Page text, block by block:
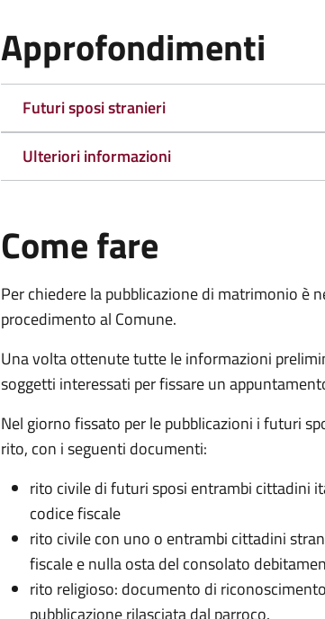
Approfondimenti
Futuri sposi stranieri
Ulteriori informazioni
Come fare
Per chiedere la pubblicazione di matrimonio è
procedimento al Comune.
Una volta ottenute tutte le informazioni
soggetti interessati per fissare un
Nel giorno fissato per le pubblicazioni i futuri
rito, con i seguenti documenti:
rito civile di futuri sposi entrambi cittadini
codice fiscale
rito civile con uno o entrambi cittadini
fiscale e nulla osta del consolato
rito religioso: documento di
pubblicazione rilasciata dal parroco.